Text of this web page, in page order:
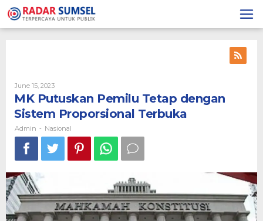
Skip
to
content
June 15, 2023
Admin
MK Putuskan Pemilu Tetap dengan
Sistem Proporsional Terbuka
Admin - Nasional